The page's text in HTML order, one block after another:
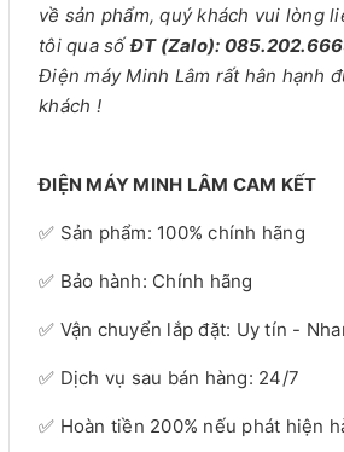
về sản phẩm, quý khách vui lòng
tôi qua sốĐT (Zalo):
Điện máy Minh Lâm rất hân hạnh
khách !
ĐIỆN MÁY MINH LÂM CAM KẾT
✅ Sản phẩm: 100% chính hãng
✅ Bảo hành: Chính hãng
✅ Vận chuyển lắp đặt: Uy tín -
✅ Dịch vụ sau bán hàng: 24/7
✅ Hoàn tiền 200% nếu phát hiện